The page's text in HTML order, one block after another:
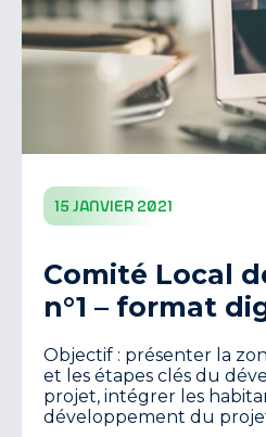
15 janvier 2021
Comité Local
n°1 – format
Objectif : présenter la
et les étapes clés du
projet, intégrer les
développement du